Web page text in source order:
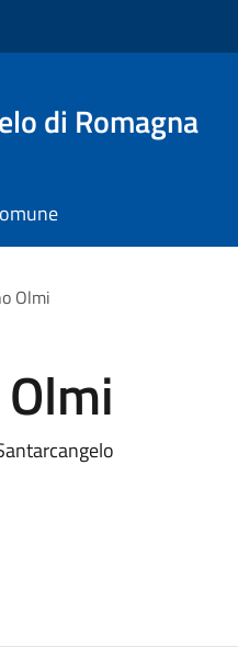
di Romagna
Olmi